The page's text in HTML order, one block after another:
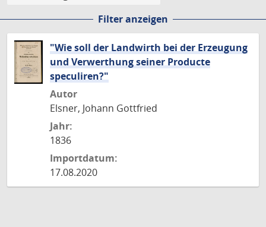
Filter anzeigen
"Wie soll der Landwirth bei der Erzeugung
und Verwerthung seiner Producte
speculiren?"
Autor
Elsner, Johann Gottfried
Jahr:
1836
Importdatum:
17.08.2020